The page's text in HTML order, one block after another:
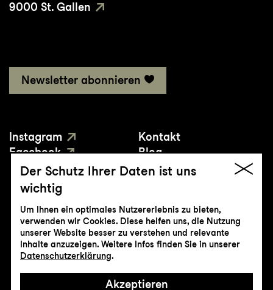
9000 St. Gallen
Newsletter abonnieren
Instagram
Facebook
YouTube
Kontakt
Blog
Presse
© Genossenschaft Konzert und Theater
St.Gallen
Der Schutz Ihrer Daten ist uns
wichtig
Um Ihnen ein optimales Nutzererlebnis zu bieten,
verwenden wir Cookies. Diese helfen uns, die Nutzung
unserer Website besser zu verstehen und relevante
Inhalte anzuzeigen. Weitere Infos finden Sie in unserer
Datenschutzerklärung.
Akzeptieren